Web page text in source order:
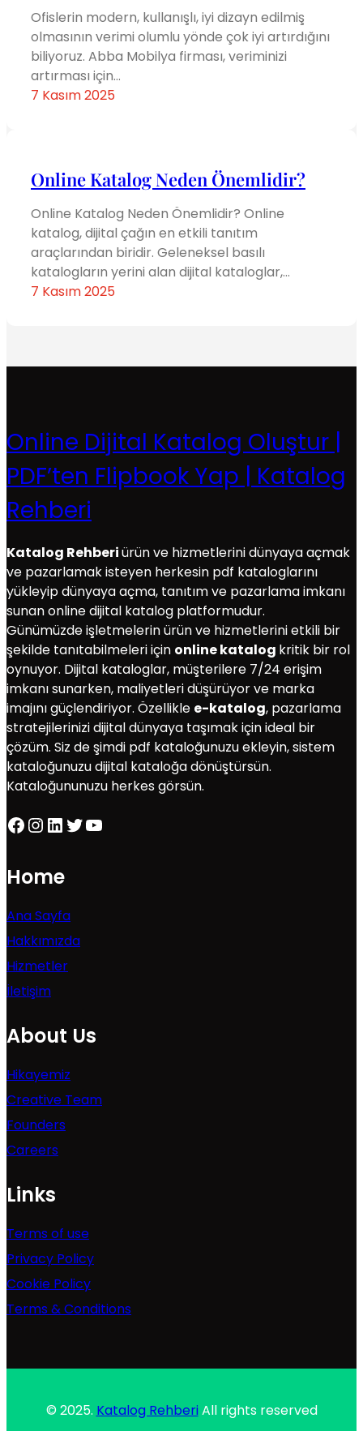
Ofislerin modern, kullanışlı, iyi dizayn edilmiş
olmasının verimi olumlu yönde çok iyi artırdığını
biliyoruz. Abba Mobilya firması, veriminizi
artırması için…
7 Kasım 2025
Online Katalog Neden Önemlidir?
Online Katalog Neden Önemlidir? Online
katalog, dijital çağın en etkili tanıtım
araçlarından biridir. Geleneksel basılı
katalogların yerini alan dijital kataloglar,…
7 Kasım 2025
Online Dijital Katalog Oluştur |
PDF’ten Flipbook Yap | Katalog
Rehberi
Katalog Rehberiürün ve hizmetlerini dünyaya açmak
ve pazarlamak isteyen herkesin pdf kataloglarını
yükleyip dünyaya açma, tanıtım ve pazarlama imkanı
sunan online dijital katalog platformudur.
Günümüzde işletmelerin ürün ve hizmetlerini etkili bir
şekilde tanıtabilmeleri için online katalog kritik bir rol
oynuyor. Dijital kataloglar, müşterilere 7/24 erişim
imkanı sunarken, maliyetleri düşürüyor ve marka
imajını güçlendiriyor. Özellikle e-katalog, pazarlama
stratejilerinizi dijital dünyaya taşımak için ideal bir
çözüm. Siz de şimdi pdf kataloğunuzu ekleyin, sistem
kataloğunuzu dijital kataloğa dönüştürsün.
Kataloğununuzu herkes görsün.
Facebook InstagramLinkedIn Twitter YouTube
Home
Ana Sayfa
Hakkımızda
Hizmetler
İletişim
About Us
Hikayemiz
Creative Team
Founders
Careers
Links
Terms of use
Privacy Policy
Cookie Policy
Terms & Conditions
© 2025. Katalog RehberiAll rights reserved